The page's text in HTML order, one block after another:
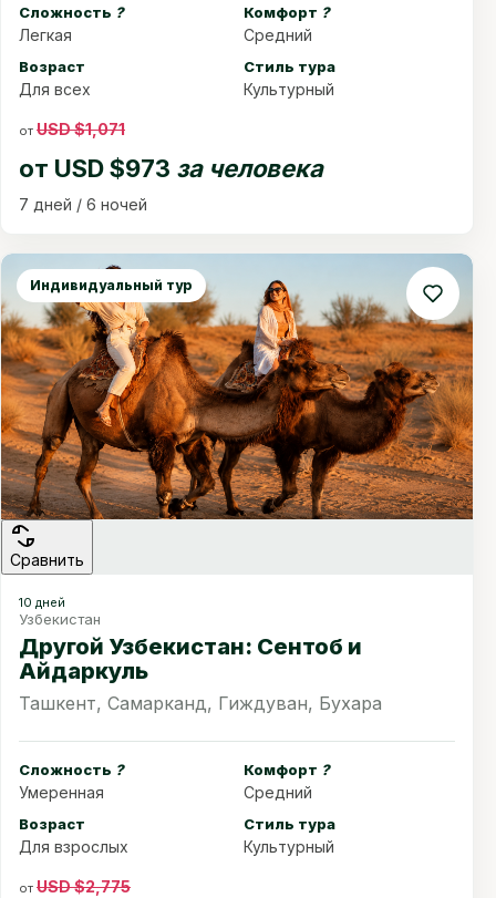
Сложность ?
Легкая
Комфорт ?
Средний
Возраст
Для всех
Стиль тура
Культурный
от USD $1,071
от USD $973 за человека
7 дней / 6 ночей
Индивидуальный тур
Сравнить
10 дней
Узбекистан
Другой Узбекистан: Сентоб и
Айдаркуль
Ташкент, Самарканд, Гиждуван, Бухара
Сложность ?
Умеренная
Комфорт ?
Средний
Возраст
Для взрослых
Стиль тура
Культурный
от USD $2,775